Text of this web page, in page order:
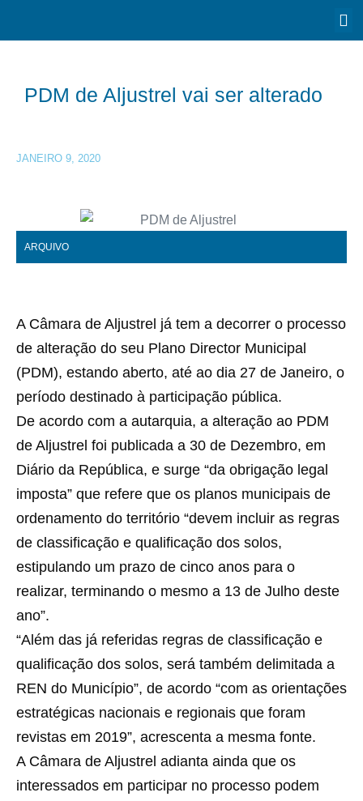
PDM de Aljustrel vai ser alterado
JANEIRO 9, 2020
ARQUIVO
A Câmara de Aljustrel já tem a decorrer o processo
de alteração do seu Plano Director Municipal
(PDM), estando aberto, até ao dia 27 de Janeiro, o
período destinado à participação pública.
De acordo com a autarquia, a alteração ao PDM
de Aljustrel foi publicada a 30 de Dezembro, em
Diário da República, e surge “da obrigação legal
imposta” que refere que os planos municipais de
ordenamento do território “devem incluir as regras
de classificação e qualificação dos solos,
estipulando um prazo de cinco anos para o
realizar, terminando o mesmo a 13 de Julho deste
ano”.
“Além das já referidas regras de classificação e
qualificação dos solos, será também delimitada a
REN do Município”, de acordo “com as orientações
estratégicas nacionais e regionais que foram
revistas em 2019”, acrescenta a mesma fonte.
A Câmara de Aljustrel adianta ainda que os
interessados em participar no processo podem